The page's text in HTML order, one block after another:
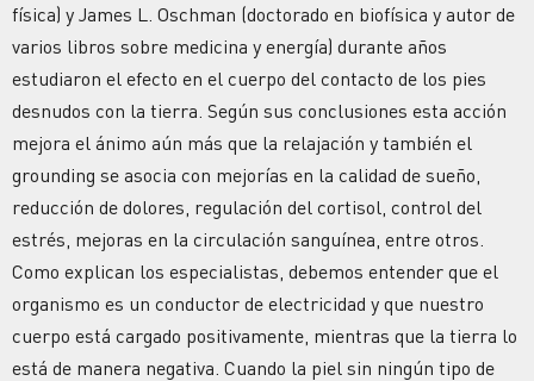
física) y James L. Oschman (doctorado en biofísica y autor de
varios libros sobre medicina y energía) durante años
estudiaron el efecto en el cuerpo del contacto de los pies
desnudos con la tierra. Según sus conclusiones esta acción
mejora el ánimo aún más que la relajación y también el
grounding se asocia con mejorías en la calidad de sueño,
reducción de dolores, regulación del cortisol, control del
estrés, mejoras en la circulación sanguínea, entre otros.
Como explican los especialistas, debemos entender que el
organismo es un conductor de electricidad y que nuestro
cuerpo está cargado positivamente, mientras que la tierra lo
está de manera negativa. Cuando la piel sin ningún tipo de